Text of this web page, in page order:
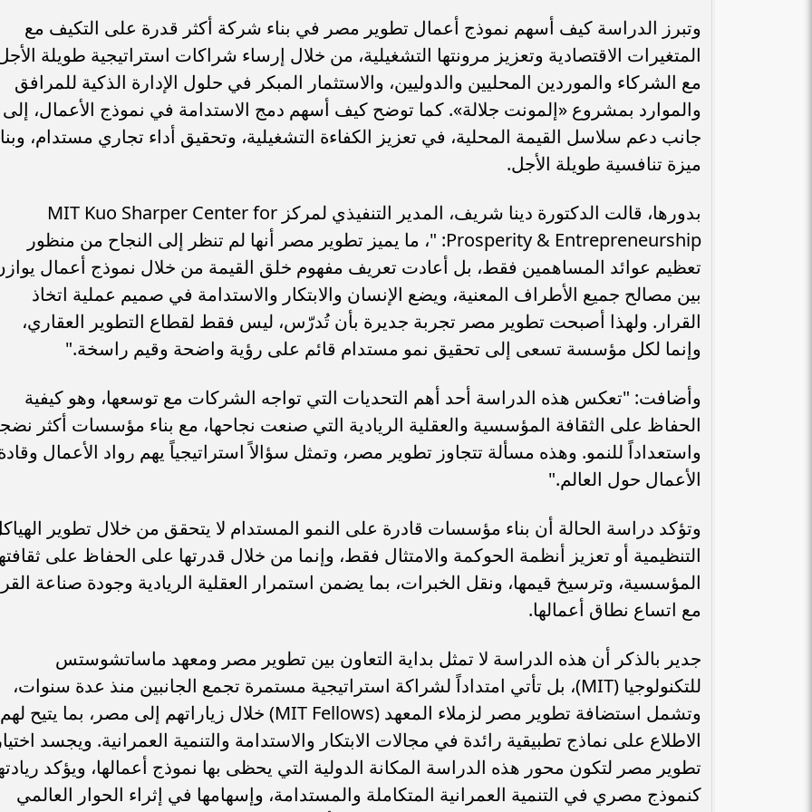
وتبرز الدراسة كيف أسهم نموذج أعمال تطوير مصر في بناء شركة أكثر قدرة على التكيف مع
المتغيرات الاقتصادية وتعزيز مرونتها التشغيلية، من خلال إرساء شراكات استراتيجية طويلة
مع الشركاء والموردين المحليين والدوليين، والاستثمار المبكر في حلول الإدارة الذكية للمرافق
والموارد بمشروع «إلمونت جلالة». كما توضح كيف أسهم دمج الاستدامة في نموذج الأعمال، إلى
جانب دعم سلاسل القيمة المحلية، في تعزيز الكفاءة التشغيلية، وتحقيق أداء تجاري مستدام،
ميزة تنافسية طويلة الأجل.
بدورها، قالت الدكتورة دينا شريف، المدير التنفيذي لمركز MIT Kuo Sharper Center for
Prosperity & Entrepreneurship: "، ما يميز تطوير مصر أنها لم تنظر إلى النجاح من منظور
تعظيم عوائد المساهمين فقط، بل أعادت تعريف مفهوم خلق القيمة من خلال نموذج أعمال
بين مصالح جميع الأطراف المعنية، ويضع الإنسان والابتكار والاستدامة في صميم عملية اتخاذ
القرار. ولهذا أصبحت تطوير مصر تجربة جديرة بأن تُدرّس، ليس فقط لقطاع التطوير العقاري،
وإنما لكل مؤسسة تسعى إلى تحقيق نمو مستدام قائم على رؤية واضحة وقيم راسخة."
وأضافت: "تعكس هذه الدراسة أحد أهم التحديات التي تواجه الشركات مع توسعها، وهو كيفية
الحفاظ على الثقافة المؤسسية والعقلية الريادية التي صنعت نجاحها، مع بناء مؤسسات أكثر
واستعداداً للنمو. وهذه مسألة تتجاوز تطوير مصر، وتمثل سؤالاً استراتيجياً يهم رواد الأعمال
الأعمال حول العالم."
وتؤكد دراسة الحالة أن بناء مؤسسات قادرة على النمو المستدام لا يتحقق من خلال تطوير
التنظيمية أو تعزيز أنظمة الحوكمة والامتثال فقط، وإنما من خلال قدرتها على الحفاظ على
المؤسسية، وترسيخ قيمها، ونقل الخبرات، بما يضمن استمرار العقلية الريادية وجودة صناعة
مع اتساع نطاق أعمالها.
جدير بالذكر أن هذه الدراسة لا تمثل بداية التعاون بين تطوير مصر ومعهد ماساتشوستس
للتكنولوجيا (MIT)، بل تأتي امتداداً لشراكة استراتيجية مستمرة تجمع الجانبين منذ عدة سنوات،
وتشمل استضافة تطوير مصر لزملاء المعهد (MIT Fellows) خلال زياراتهم إلى مصر، بما يتيح لهم
الاطلاع على نماذج تطبيقية رائدة في مجالات الابتكار والاستدامة والتنمية العمرانية. ويجسد
تطوير مصر لتكون محور هذه الدراسة المكانة الدولية التي يحظى بها نموذج أعمالها، ويؤكد
كنموذج مصري في التنمية العمرانية المتكاملة والمستدامة، وإسهامها في إثراء الحوار العالمي